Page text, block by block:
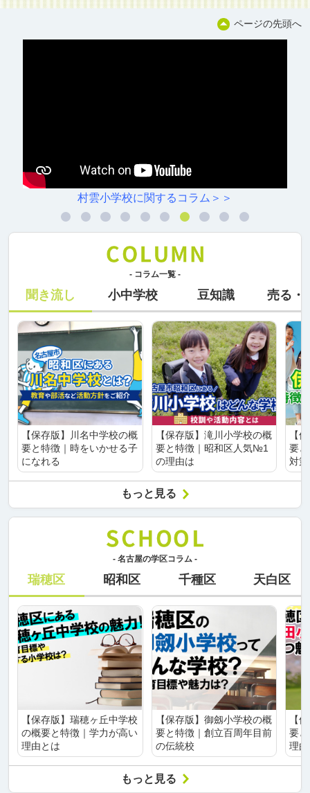
ページの先頭へ
駒方中学校に関するコラム＞＞
- コラム一覧 -
聞き流し 小中学校 豆知識 売る・
【保存版】川名中学校の概
要と特徴｜時をいかせる子
になれる
【保存版】滝川小学校の概
要と特徴｜昭和区人気№1
の理由は
【
要
対
もっと見る
- 名古屋の学区コラム -
瑞穂区 昭和区 千種区 天白区
【保存版】瑞穂ヶ丘中学校
の概要と特徴｜学力が高い
理由とは
【保存版】御劔小学校の概
要と特徴｜創立百周年目前
の伝統校
【
要
理
もっと見る